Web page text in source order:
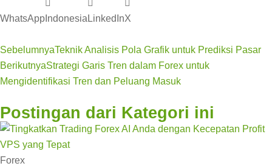
WhatsApp Indonesia LinkedInX
SebelumnyaTeknik Analisis Pola Grafik untuk Prediksi Pasar
BerikutnyaStrategi Garis Tren dalam Forex untuk
Mengidentifikasi Tren dan Peluang Masuk
Postingan dari Kategori ini
Forex